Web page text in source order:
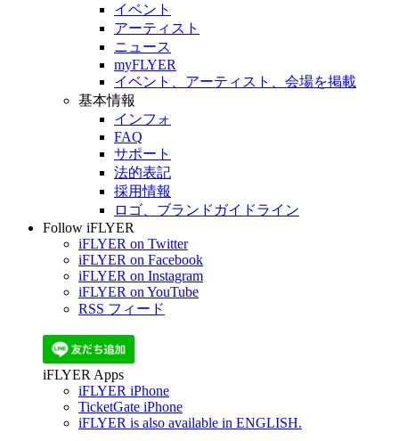
イベント
アーティスト
ニュース
myFLYER
イベント、アーティスト、会場を掲載
基本情報
インフォ
FAQ
サポート
法的表記
採用情報
ロゴ、ブランドガイドライン
Follow iFLYER
iFLYER on Twitter
iFLYER on Facebook
iFLYER on Instagram
iFLYER on YouTube
RSS フィード
iFLYER Apps
iFLYER iPhone
TicketGate iPhone
iFLYER is also available in ENGLISH.